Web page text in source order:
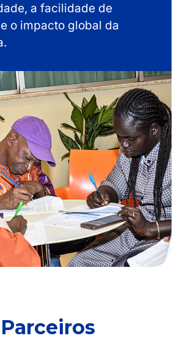
a facilidade de
o impacto global da
Parceiros